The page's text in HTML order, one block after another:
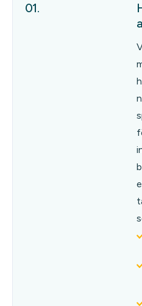
01.